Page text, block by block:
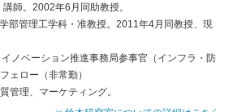
師。2002年6月同助教授。
部管理工学科・准教授。2011年4月同教授、現
ノベーション推進事務局参事官（インフラ・防
ェロー（非常勤）
管理、マーケティング。